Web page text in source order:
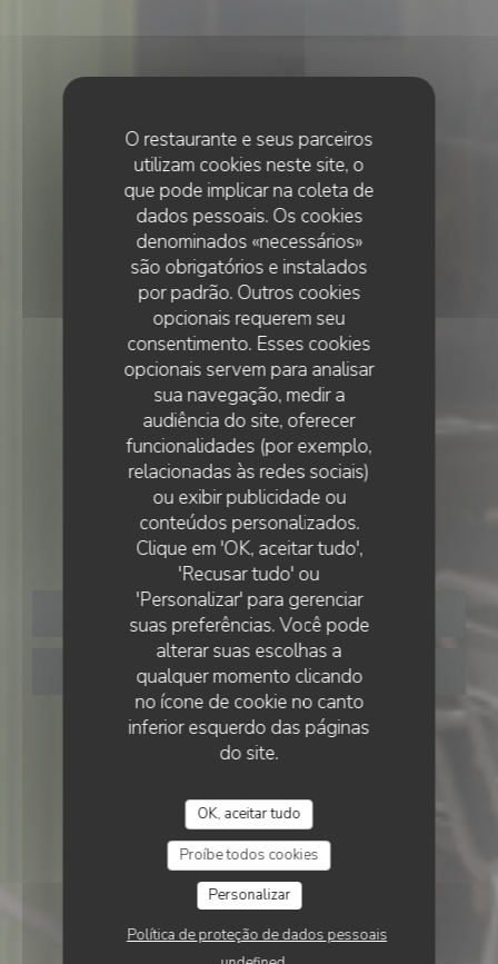
O restaurante e seus parceiros
utilizam cookies neste site, o
que pode implicar na coleta de
dados pessoais. Os cookies
denominados «necessários»
são obrigatórios e instalados
por padrão. Outros cookies
opcionais requerem seu
consentimento. Esses cookies
opcionais servem para analisar
sua navegação, medir a
audiência do site, oferecer
funcionalidades (por exemplo,
relacionadas às redes sociais)
ou exibir publicidade ou
conteúdos personalizados.
Clique em 'OK, aceitar tudo',
'Recusar tudo' ou
'Personalizar' para gerenciar
suas preferências. Você pode
alterar suas escolhas a
qualquer momento clicando
no ícone de cookie no canto
inferior esquerdo das páginas
do site.
OK, aceitar tudo
Proíbe todos cookies
Personalizar
Política de proteção de dados pessoais
CAEN
Sacrée Mathilde
RESERVAR UMA MESA
CLIQUE E RECOLHA